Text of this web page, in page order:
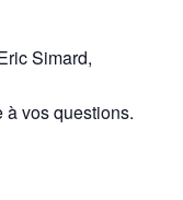
Simard,
à vos questions.